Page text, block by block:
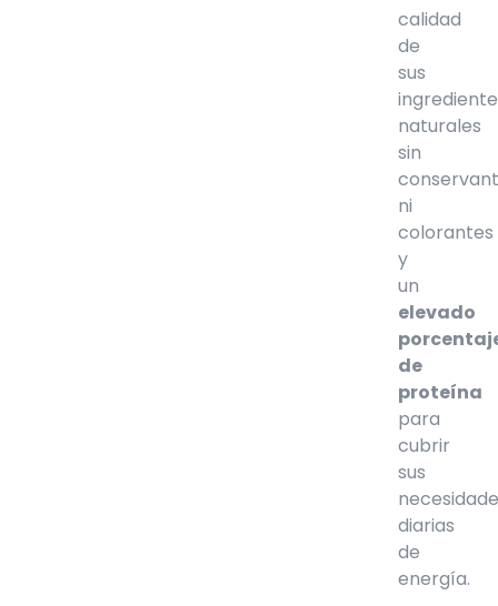
calidad
de
sus
naturales
sin
ni
colorantes
y
un
elevado
de
proteína
para
cubrir
sus
diarias
de
energía.